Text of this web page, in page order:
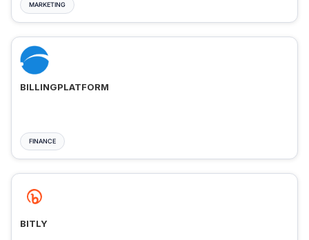
MARKETING
BILLINGPLATFORM
FINANCE
BITLY